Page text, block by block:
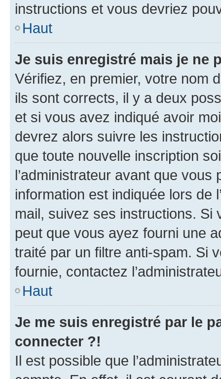
instructions et vous devriez
Haut
Je suis enregistré mais je ne
Vérifiez, en premier, votre nom
ils sont corrects, il y a deux
et si vous avez indiqué avoir
devrez alors suivre les
que toute nouvelle inscription
l’administrateur avant que
information est indiquée lors de
mail, suivez ses instructions. Si
peut que vous ayez fourni une
traité par un filtre anti-spam. Si
fournie, contactez
Haut
Je me suis enregistré par le
connecter ?!
Il est possible que